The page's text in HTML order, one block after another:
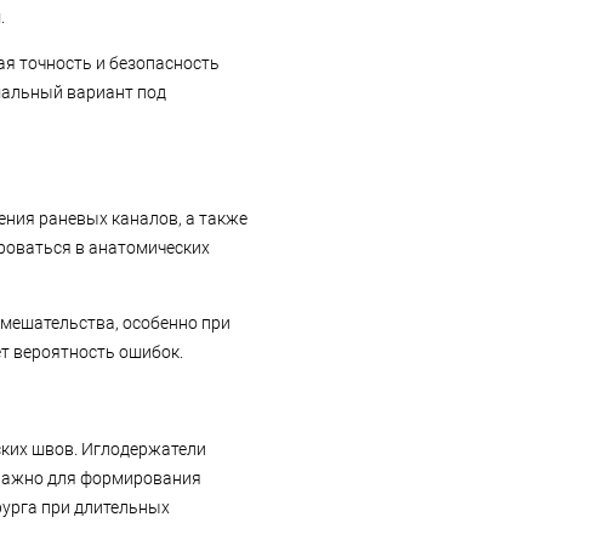
точность и безопасность
вариант под
раневых каналов, а также
в анатомических
особенно при
вероятность ошибок.
швов. Иглодержатели
для формирования
при длительных